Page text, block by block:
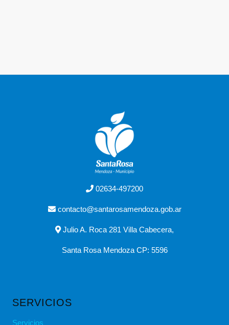
02634-497200
contacto@santarosamendoza.gob.ar
Julio A. Roca 281 Villa Cabecera,
Santa Rosa Mendoza CP: 5596
SERVICIOS
Servicios